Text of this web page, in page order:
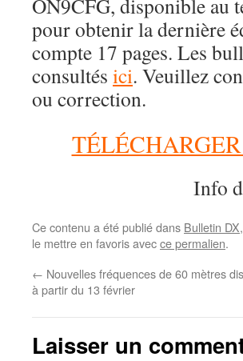
ON9CFG, disponible au
pour obtenir la dernière
compte 17 pages. Les
consultés ici. Veuillez
ou correction.
Info
Ce contenu a été publié dans Bulletin DX,
le mettre en favoris avecce permalien.
← Nouvelles fréquences de 60 mètres
à partir du 13 février
Laisser un